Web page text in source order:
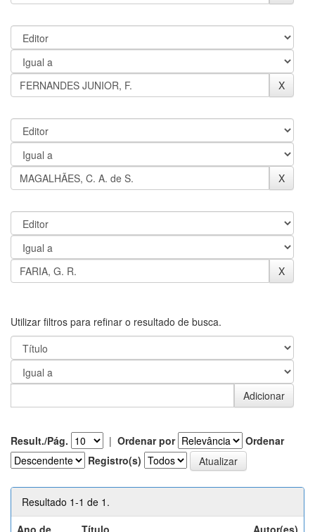
Utilizar filtros para refinar o resultado de busca.
Result./Pág. | Ordenar por
Ordenar
Registro(s)
Resultado 1-1 de 1.
Ano de
Título Autor(es)